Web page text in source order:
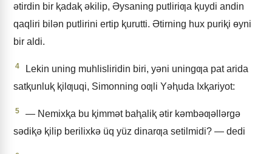
ǝtirdin bir ⱪadaⱪ ǝkilip, Əysaning putliriƣa ⱪuydi andin
qaqliri bilǝn putlirini ertip ⱪurutti. Ətirning hux puriⱪi ɵyni
bir aldi.
4
Lekin uning muhlisliridin biri, yǝni uningƣa pat arida
satⱪunluⱪ ⱪilƣuqi, Simonning oƣli Yǝⱨuda Ixⱪariyot:
5
— Nemixⱪa bu ⱪimmǝt baⱨaliⱪ ǝtir kǝmbǝƣǝllǝrgǝ
sǝdiⱪǝ ⱪilip berilixkǝ üq yüz dinarƣa setilmidi? — dedi